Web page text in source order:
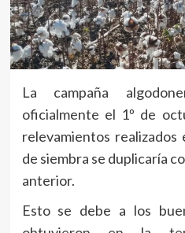
La campaña
oficialmente el 1º de
relevamientos
de siembra se duplicaría
anterior.
Esto se debe a los